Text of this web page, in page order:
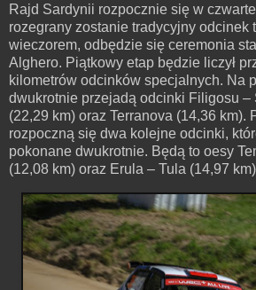
Rajd Sardynii rozpocznie się w
rozegrany zostanie tradycyjny odcinek
wieczorem, odbędzie się ceremonia
Alghero. Piątkowy etap będzie liczył
kilometrów odcinków specjalnych. Na
dwukrotnie przejadą odcinki Filigosu –
(22,29 km) oraz Terranova (14,36 km).
rozpoczną się dwa kolejne odcinki,
pokonane dwukrotnie. Będą to oesy
(12,08 km) oraz Erula – Tula (14,97